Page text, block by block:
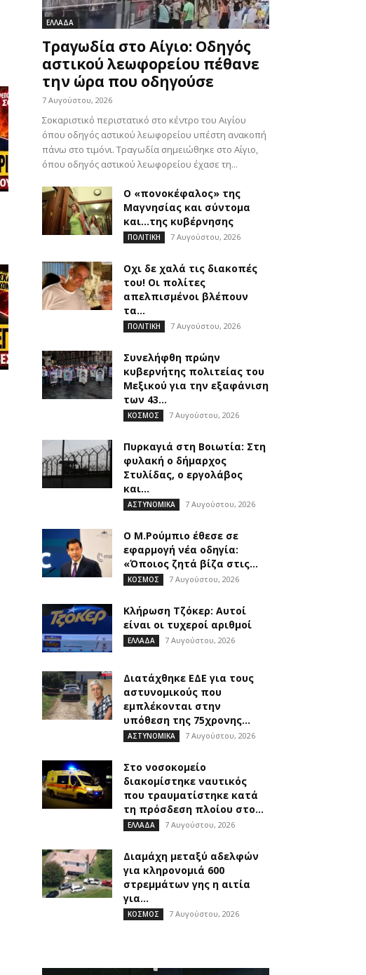
ΕΛΛΑΔΑ
Τραγωδία στο Αίγιο: Οδηγός
αστικού λεωφορείου πέθανε
την ώρα που οδηγούσε
7 Αυγούστου, 2026
Σοκαριστικό περιστατικό στο κέντρο του Αιγίου
όπου οδηγός αστικού λεωφορείου υπέστη ανακοπή
πάνω στο τιμόνι. Τραγωδία σημειώθηκε στο Αίγιο,
όπου οδηγός αστικού λεωφορείου έχασε τη...
Ο «πονοκέφαλος» της
Μαγνησίας και σύντομα
και…της κυβέρνησης
ΠΟΛΙΤΙΚΗ 7 Αυγούστου, 2026
Οχι δε χαλά τις διακοπές
του! Οι πολίτες
απελπισμένοι βλέπουν
τα...
ΠΟΛΙΤΙΚΗ 7 Αυγούστου, 2026
Συνελήφθη πρώην
κυβερνήτης πολιτείας του
Μεξικού για την εξαφάνιση
των 43...
ΚΟΣΜΟΣ 7 Αυγούστου, 2026
Πυρκαγιά στη Βοιωτία: Στη
φυλακή ο δήμαρχος
Στυλίδας, ο εργολάβος
και...
ΑΣΤΥΝΟΜΙΚΑ 7 Αυγούστου, 2026
Ο Μ.Ρούμπιο έθεσε σε
εφαρμογή νέα οδηγία:
«Όποιος ζητά βίζα στις...
ΚΟΣΜΟΣ 7 Αυγούστου, 2026
Κλήρωση Τζόκερ: Αυτοί
είναι οι τυχεροί αριθμοί
ΕΛΛΑΔΑ 7 Αυγούστου, 2026
Διατάχθηκε ΕΔΕ για τους
αστυνομικούς που
εμπλέκονται στην
υπόθεση της 75χρονης...
ΑΣΤΥΝΟΜΙΚΑ 7 Αυγούστου, 2026
Στο νοσοκομείο
διακομίστηκε ναυτικός
που τραυματίστηκε κατά
τη πρόσδεση πλοίου στο...
ΕΛΛΑΔΑ 7 Αυγούστου, 2026
Διαμάχη μεταξύ αδελφών
για κληρονομιά 600
στρεμμάτων γης η αιτία
για...
ΚΟΣΜΟΣ 7 Αυγούστου, 2026